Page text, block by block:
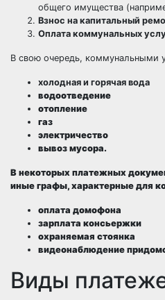
общего имущества
Взнос на капитальный
Оплата коммунальных
В свою очередь, коммунальными
холодная и горячая вода
водоотведение
отопление
газ
электричество
вывоз мусора.
В некоторых платежных
иные графы, характерные для
оплата домофона
зарплата консьержки
охраняемая стоянка
видеонаблюдение
Виды